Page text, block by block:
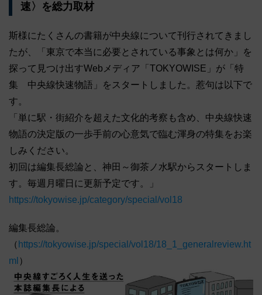
速〉を総力取材
斯様にたくさんの書籍が中央線について刊行されてきまし
たが、「東京で本当に必要とされている事象とは何か」を
探って見つけ出すWebメディア「TOKYOWISE」が「特
集 中央線快速物語」をスタートしました。惹句は以下で
す。
「単に駅・街紹介を超えた文化的考察も含め、中央線快速
物語の決定版の一歩手前の心意気で臨む渾身の特集をお楽
しみください。
初回は編集長総論と、神田～御茶ノ水駅からスタートしま
す。毎週月曜日に更新予定です。」
https://tokyowise.jp/category/special/vol18
編集長総論。
（ https://tokyowise.jp/special/vol18/18_1_generalreview.ht
ml ）